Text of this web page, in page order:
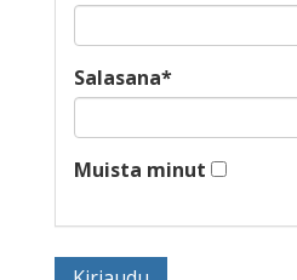
Salasana*
Muista minut